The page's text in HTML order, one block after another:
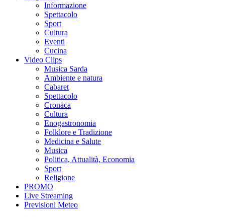
Informazione
Spettacolo
Sport
Cultura
Eventi
Cucina
Video Clips
Musica Sarda
Ambiente e natura
Cabaret
Spettacolo
Cronaca
Cultura
Enogastronomia
Folklore e Tradizione
Medicina e Salute
Musica
Politica, Attualità, Economia
Sport
Religione
PROMO
Live Streaming
Previsioni Meteo